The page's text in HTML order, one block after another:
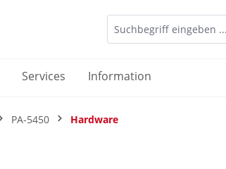
Services Information
PA-5450 Hardware